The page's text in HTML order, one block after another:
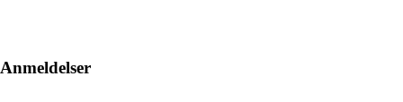
Anmeldelser